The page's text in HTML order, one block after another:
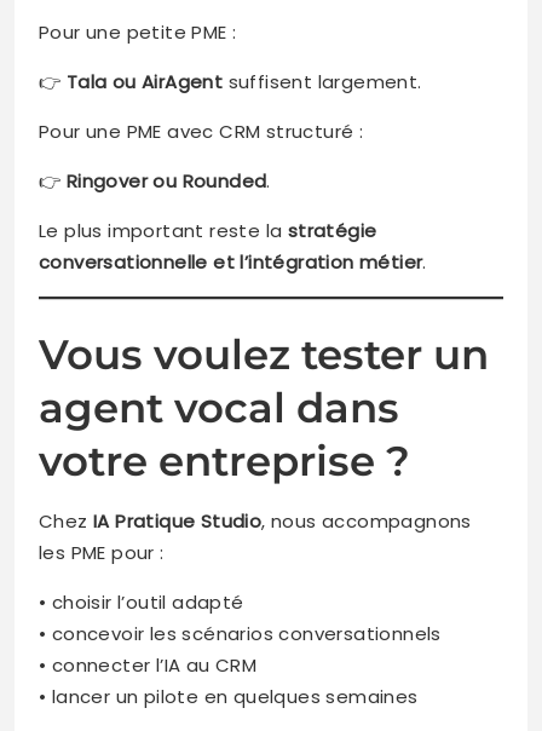
Pour une petite PME :
👉 Tala ou AirAgent suffisent largement.
Pour une PME avec CRM structuré :
👉 Ringover ou Rounded.
Le plus important reste la stratégie
conversationnelle et l’intégration métier.
Vous voulez tester un
agent vocal dans
votre entreprise ?
Chez IA Pratique Studio, nous accompagnons
les PME pour :
• choisir l’outil adapté
• concevoir les scénarios conversationnels
• connecter l’IA au CRM
• lancer un pilote en quelques semaines